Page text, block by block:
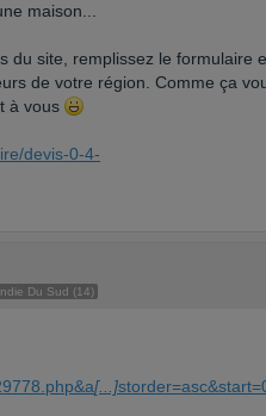
maison...
du site, remplissez le formulaire
de votre région. Comme ça
à vous
devis-0-4-
Du Sud (14)
[...]